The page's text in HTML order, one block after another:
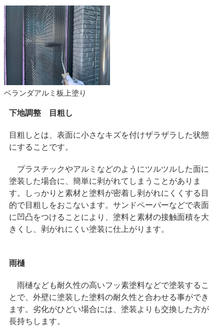
ベランダアルミ板上塗り
下地調整 目粗し
目粗しとは、表面に小さなキズを付けザラザラした状態
にすることです。
プラスチックやアルミなどのようにツルツルした面に
塗装した場合に、簡単に剥がれてしまうことがありま
す。しっかりと素材と塗料が密着し剥がれにくくする目
的で目粗しをおこないます。サンドペーパーなどで表面
に凹凸をつけることにより、塗料と素材の接触面積を大
きくし、剥がれにくい塗装に仕上がります。
雨樋
雨樋なども耐久性の高いフッ素塗料などで塗装するこ
とで、外壁に塗装した塗料の耐久性と合わせる事ができ
ます。劣化がひどい場合には、塗装よりも交換した方が
長持ちします。